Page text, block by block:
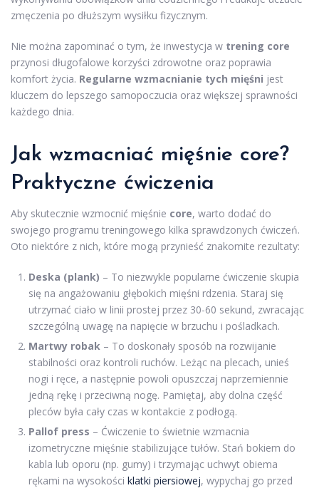
zmęczenia po dłuższym wysiłku fizycznym.
Nie można zapominać o tym, że inwestycja w trening core
przynosi długofalowe korzyści zdrowotne oraz poprawia
komfort życia. Regularne wzmacnianie tych mięśni jest
kluczem do lepszego samopoczucia oraz większej sprawności
każdego dnia.
Jak wzmacniać mięśnie core?
Praktyczne ćwiczenia
Aby skutecznie wzmocnić mięśnie core, warto dodać do
swojego programu treningowego kilka sprawdzonych ćwiczeń.
Oto niektóre z nich, które mogą przynieść znakomite rezultaty:
Deska (plank) – To niezwykle popularne ćwiczenie skupia
się na angażowaniu głębokich mięśni rdzenia. Staraj się
utrzymać ciało w linii prostej przez 30-60 sekund, zwracając
szczególną uwagę na napięcie w brzuchu i pośladkach.
Martwy robak – To doskonały sposób na rozwijanie
stabilności oraz kontroli ruchów. Leżąc na plecach, unieś
nogi i ręce, a następnie powoli opuszczaj naprzemiennie
jedną rękę i przeciwną nogę. Pamiętaj, aby dolna część
pleców była cały czas w kontakcie z podłogą.
Pallof press – Ćwiczenie to świetnie wzmacnia
izometryczne mięśnie stabilizujące tułów. Stań bokiem do
kabla lub oporu (np. gumy) i trzymając uchwyt obiema
rękami na wysokości klatki piersiowej, wypychaj go przed